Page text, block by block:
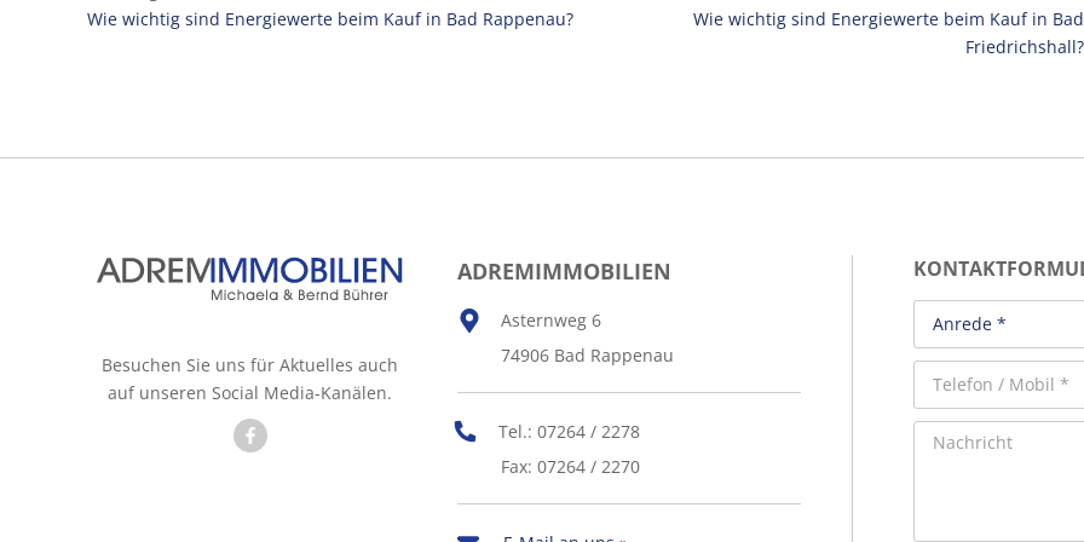
Wie wichtig sind Energiewerte beim Kauf in Bad Rappenau?
Wie wichtig sind Energiewerte beim Kauf in Bad
Friedrichshall?
Besuchen Sie uns für Aktuelles auch
auf unseren Social Media-Kanälen.
ADREMIMMOBILIEN
Asternweg 6
74906 Bad Rappenau
Tel.: 07264 / 2278
Fax: 07264 / 2270